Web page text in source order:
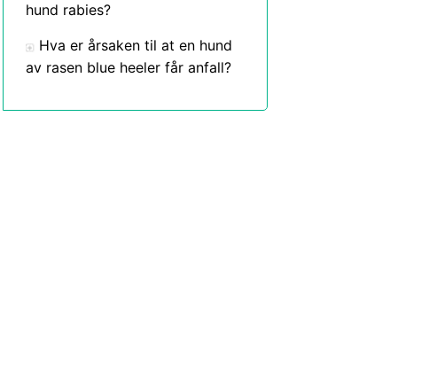
hund rabies?
Hva er årsaken til at en hund
av rasen blue heeler får anfall?